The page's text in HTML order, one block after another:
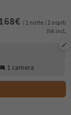
€ / 1 notte / 2 ospiti
IVA incl.
1 camera